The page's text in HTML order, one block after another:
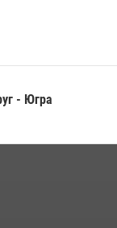
- Югра